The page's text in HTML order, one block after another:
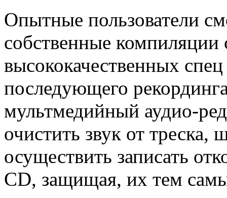
Опытные пользователи
собственные
высококачественных
последующего
мультмедийный аудио-
очистить звук от
осуществить записать
CD, защищая, их тем